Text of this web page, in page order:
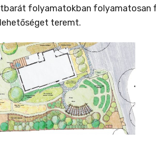
folyamatokban
teremt.